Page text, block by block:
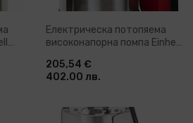
Електрическа потопяема
високонапорна помпа Einhell
W, 32 м (4170964)
205,54 €
402.00 лв.